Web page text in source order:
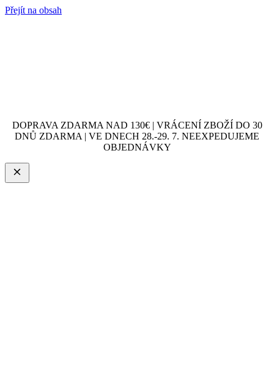
Přejít na obsah
DOPRAVA ZDARMA NAD 130€ | VRÁCENÍ ZBOŽÍ DO 30
DNŮ ZDARMA | VE DNECH 28.-29. 7. NEEXPEDUJEME
OBJEDNÁVKY